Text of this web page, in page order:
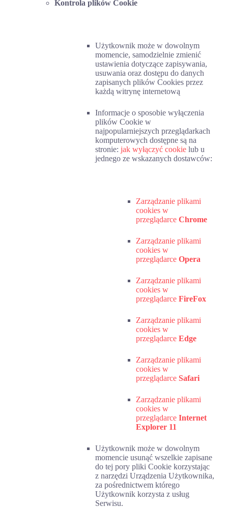
Kontrola plików Cookie
Użytkownik może w dowolnym
momencie, samodzielnie zmienić
ustawienia dotyczące zapisywania,
usuwania oraz dostępu do danych
zapisanych plików Cookies przez
każdą witrynę internetową
Informacje o sposobie wyłączenia
plików Cookie w
najpopularniejszych przeglądarkach
komputerowych dostępne są na
stronie: jak wyłączyć cookielub u
jednego ze wskazanych dostawców:
Zarządzanie plikami
cookies w
przeglądarce Chrome
Zarządzanie plikami
cookies w
przeglądarce Opera
Zarządzanie plikami
cookies w
przeglądarce FireFox
Zarządzanie plikami
cookies w
przeglądarce Edge
Zarządzanie plikami
cookies w
przeglądarce Safari
Zarządzanie plikami
cookies w
przeglądarce Internet
Explorer 11
Użytkownik może w dowolnym
momencie usunąć wszelkie zapisane
do tej pory pliki Cookie korzystając
z narzędzi Urządzenia Użytkownika,
za pośrednictwem którego
Użytkownik korzysta z usług
Serwisu.